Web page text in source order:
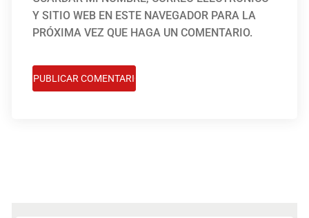
Y SITIO WEB EN ESTE NAVEGADOR PARA LA
PRÓXIMA VEZ QUE HAGA UN COMENTARIO.